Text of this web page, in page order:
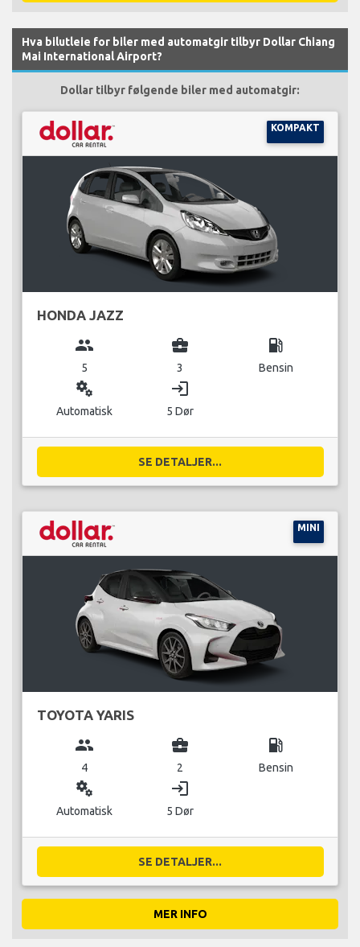
Hva bilutleie for biler med automatgir tilbyr Dollar Chiang
Mai International Airport?
Dollar tilbyr følgende biler med automatgir:
KOMPAKT
HONDA JAZZ
group
5
business_center
3
local_gas_station
Bensin
miscellaneous_services
Automatisk
login
5 Dør
SE DETALJER...
MINI
TOYOTA YARIS
group
4
business_center
2
local_gas_station
Bensin
miscellaneous_services
Automatisk
login
5 Dør
SE DETALJER...
MER INFO